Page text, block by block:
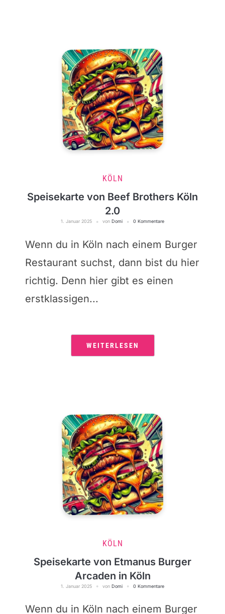
KÖLN
Speisekarte von Beef Brothers Köln
2.0
1. Januar 2025 von Domi 0 Kommentare
Wenn du in Köln nach einem Burger
Restaurant suchst, dann bist du hier
richtig. Denn hier gibt es einen
erstklassigen...
WEITERLESEN
KÖLN
Speisekarte von Etmanus Burger
Arcaden in Köln
1. Januar 2025 von Domi 0 Kommentare
Wenn du in Köln nach einem Burger